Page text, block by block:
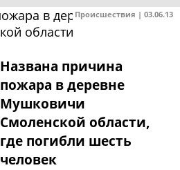
Происшествия | 03.06.13
Названа причина
пожара в деревне
Мушковичи
Смоленской области,
где погибли шесть
человек